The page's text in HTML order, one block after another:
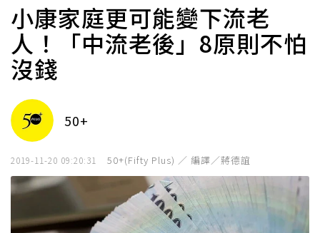
小康家庭更可能變下流老
人！「中流老後」8原則不怕
沒錢
50+
2019-11-20 09:20:31 50+(Fifty Plus) ／ 編譯／蔣德誼